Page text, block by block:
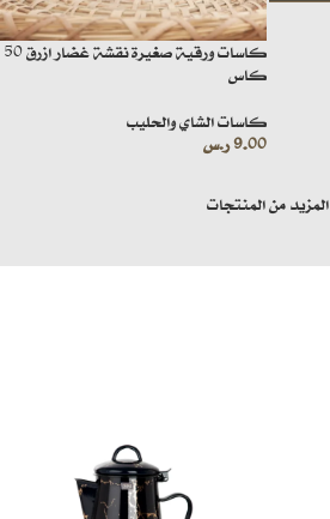
كاسات ورقية صغيرة نقشة غضار ازرق 50
كاس
كاسات الشاي والحليب
9.00ر.س
المزيد من المنتجات